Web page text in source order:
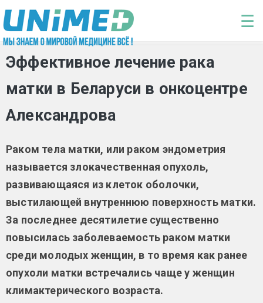
Перейти к основному содержанию
☰
Эффективное лечение рака
матки в Беларуси в онкоцентре
Александрова
Раком тела матки, или раком эндометрия
называется злокачественная опухоль,
развивающаяся из клеток оболочки,
выстилающей внутреннюю поверхность матки.
За последнее десятилетие существенно
повысилась заболеваемость раком матки
среди молодых женщин, в то время как ранее
опухоли матки встречались чаще у женщин
климактерического возраста.